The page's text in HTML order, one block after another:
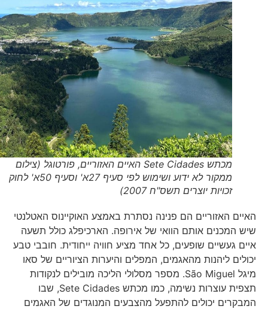
מכתש Sete Cidades האיים האזוריים, פורטוגל (צילום
ממקור לא ידוע ושימוש לפי סעיף 27א' וסעיף 50א' לחוק
זכויות יוצרים תשס"ח 2007)
האיים האזוריים הם פנינה נסתרת באמצע האוקיינוס האטלנטי
שיש המכנים אותם הוואי של אירופה. הארכיפלג כולל תשעה
איים געשיים שופעים, כל אחד מציע חוויה ייחודית. חובבי טבע
יכולים ליהנות מהאגמים, המפלים והיערות הציוריים של סאו
מיגל São Miguel. מספר מסלולי הליכה מובילים לנקודות
תצפית עוצרות נשימה, כמו מכתש Sete Cidades, שבו
המבקרים יכולים להתפעל מהצבעים המנוגדים של האגמים